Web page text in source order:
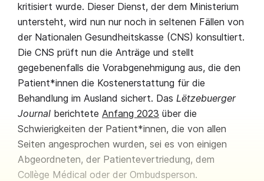
kritisiert wurde. Dieser Dienst, der dem Ministerium
untersteht, wird nun nur noch in seltenen Fällen von
der Nationalen Gesundheitskasse (CNS) konsultiert.
Die CNS prüft nun die Anträge und stellt
gegebenenfalls die Vorabgenehmigung aus, die den
Patient*innen die Kostenerstattung für die
Behandlung im Ausland sichert. Das Lëtzebuerger
Journal berichtete Anfang 2023 über die
Schwierigkeiten der Patient*innen, die von allen
Seiten angesprochen wurden, sei es von einigen
Abgeordneten, der Patientevertriedung, dem
Collège Médical oder der Ombudsperson.